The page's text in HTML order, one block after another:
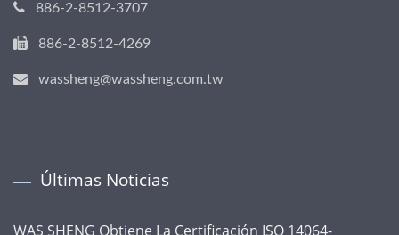
886-2-8512-3707
886-2-8512-4269
wassheng@wassheng.com.tw
Últimas Noticias
WAS SHENG Obtiene La Certificación ISO 14064-